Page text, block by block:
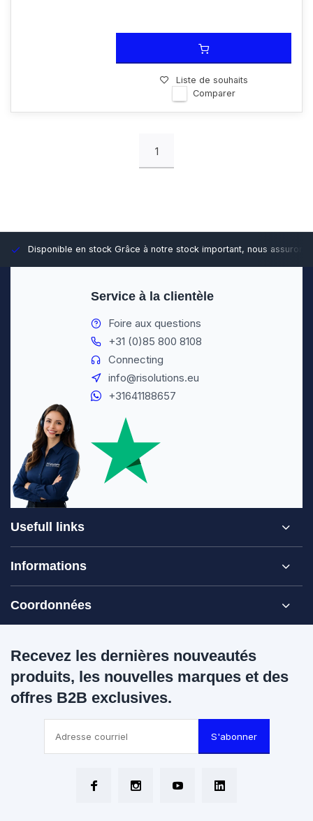
Liste de souhaits
Comparer
1
Disponible en stock Grâce à notre stock important, nous
Service à la clientèle
Foire aux questions
+31 (0)85 800 8108
Connecting
info@risolutions.eu
+31641188657
Usefull links
Informations
Coordonnées
Recevez les dernières nouveautés
produits, les nouvelles marques et des
offres B2B exclusives.
S'abonner